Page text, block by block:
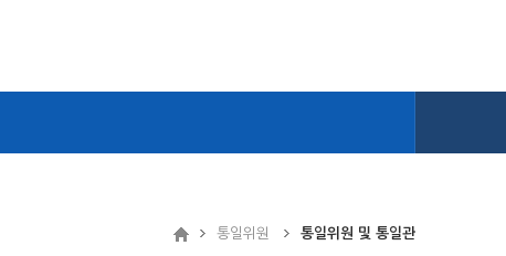
통일위원 통일위원 및 통일관